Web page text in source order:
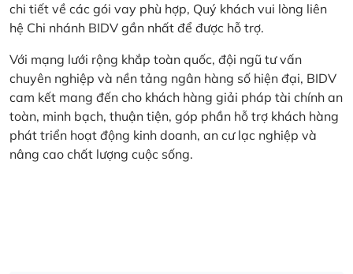
chi tiết về các gói vay phù hợp, Quý khách vui lòng liên
hệ Chi nhánh BIDV gần nhất để được hỗ trợ.
Với mạng lưới rộng khắp toàn quốc, đội ngũ tư vấn
chuyên nghiệp và nền tảng ngân hàng số hiện đại, BIDV
cam kết mang đến cho khách hàng giải pháp tài chính an
toàn, minh bạch, thuận tiện, góp phần hỗ trợ khách hàng
phát triển hoạt động kinh doanh, an cư lạc nghiệp và
nâng cao chất lượng cuộc sống.